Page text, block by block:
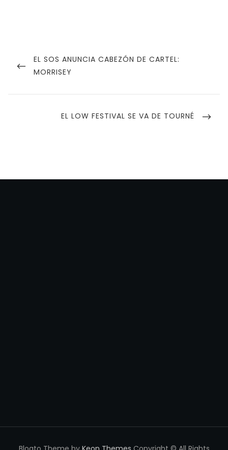
de
entradas
PREVIOUS
POST
EL SOS ANUNCIA CABEZÓN DE CARTEL:
MORRISEY
NEXT
EL LOW FESTIVAL SE VA DE TOURNÉ